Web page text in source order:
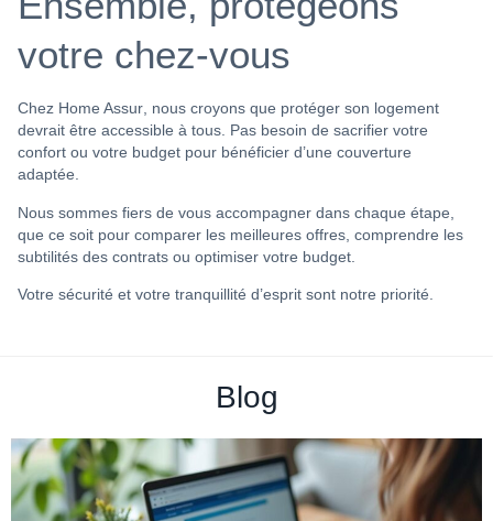
votre chez-vous
Chez Home Assur, nous croyons que protéger son logement
devrait être accessible à tous. Pas besoin de sacrifier votre
confort ou votre budget pour bénéficier d’une couverture
adaptée.
Nous sommes fiers de vous accompagner dans chaque étape,
que ce soit pour comparer les meilleures offres, comprendre les
subtilités des contrats ou optimiser votre budget.
Votre sécurité et votre tranquillité d’esprit sont notre priorité.
Blog